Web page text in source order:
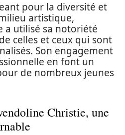
pour la diversité et
artistique,
a utilisé sa notoriété
celles et ceux qui sont
Son engagement
en font un
de nombreux jeunes
Christie, une